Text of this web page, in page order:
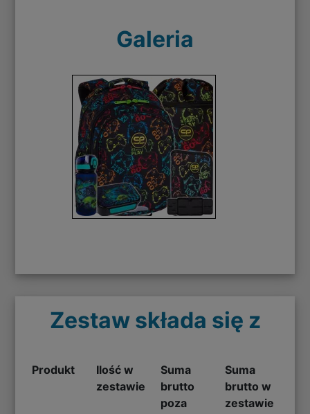
Galeria
Zestaw składa się z
Produkt
Ilość w
zestawie
Suma
brutto
poza
Suma
brutto w
zestawie